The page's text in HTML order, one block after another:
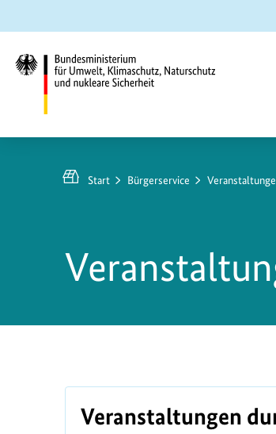
Hauptinhalt
springen
Suche
springen
Hauptnavigation
springen
Umwelt,
Klimaschutz,
nukleare
Sicherheit
Start Bürgerservice
Veranstaltungen